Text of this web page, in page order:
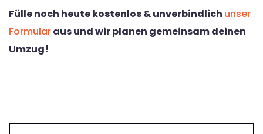
Fülle noch heute kostenlos & unverbindlich unser
Formularaus und wir planen gemeinsam deinen
Umzug!